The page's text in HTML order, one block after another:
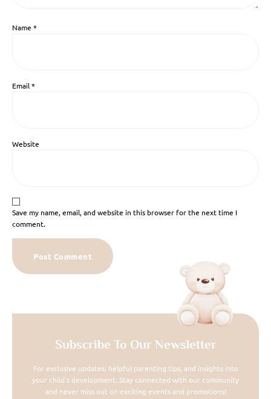
Name *
Email*
Website
Save my name, email, and website in this browser for the next time I
comment.
Subscribe To Our Newsletter
For exclusive updates, helpful parenting tips, and insights into
your child's development. Stay connected with our community
and never miss out on exciting events and promotions!